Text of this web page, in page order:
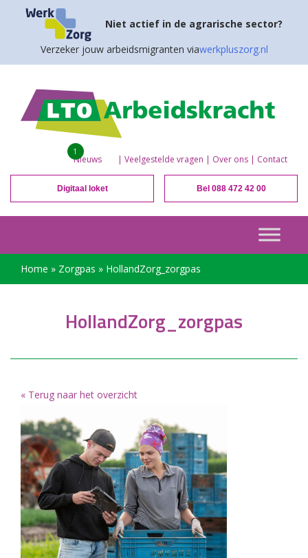
Niet actief in de agrarische sector?
Verzeker jouw arbeidsmigranten viawerkpluszorg.nl
Nieuws
1
| Veelgestelde vragen | Over ons | Contact
Digitaal loket Bel 088 472 42 00
Home » Zorgpas » HollandZorg_zorgpas
HollandZorg_zorgpas
« Terug naar het overzicht